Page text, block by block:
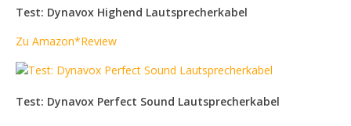
Test: Dynavox Highend Lautsprecherkabel
Zu Amazon*Review
Test: Dynavox Perfect Sound Lautsprecherkabel